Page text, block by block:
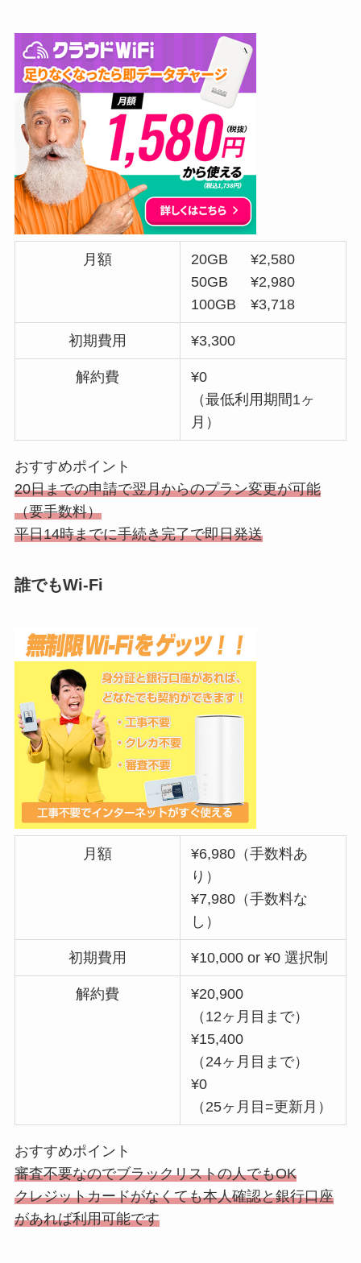
月額
20GB ¥2,580
50GB ¥2,980
100GB ¥3,718
初期費用 ¥3,300
解約費
¥0
（最低利用期間1ヶ
月）
おすすめポイント
20日までの申請で翌月からのプラン変更が可能
（要手数料）
平日14時までに手続き完了で即日発送
誰でもWi-Fi
月額
¥6,980（手数料あ
り）
¥7,980（手数料な
し）
初期費用 ¥10,000 or ¥0 選択制
解約費
¥20,900
（12ヶ月目まで）
¥15,400
（24ヶ月目まで）
¥0
（25ヶ月目=更新月）
おすすめポイント
審査不要なのでブラックリストの人でもOK
クレジットカードがなくても本人確認と銀行口座
があれば利用可能です